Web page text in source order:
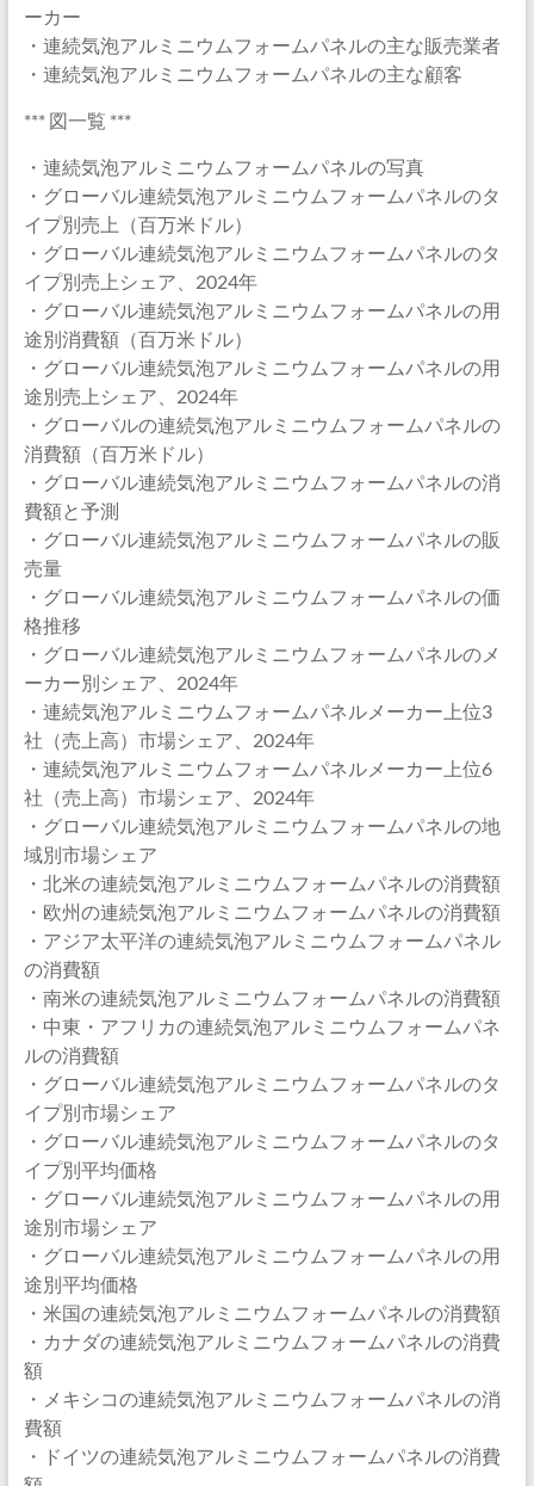
ーカー
・連続気泡アルミニウムフォームパネルの主な販売業者
・連続気泡アルミニウムフォームパネルの主な顧客
*** 図一覧 ***
・連続気泡アルミニウムフォームパネルの写真
・グローバル連続気泡アルミニウムフォームパネルのタ
イプ別売上（百万米ドル）
・グローバル連続気泡アルミニウムフォームパネルのタ
イプ別売上シェア、2024年
・グローバル連続気泡アルミニウムフォームパネルの用
途別消費額（百万米ドル）
・グローバル連続気泡アルミニウムフォームパネルの用
途別売上シェア、2024年
・グローバルの連続気泡アルミニウムフォームパネルの
消費額（百万米ドル）
・グローバル連続気泡アルミニウムフォームパネルの消
費額と予測
・グローバル連続気泡アルミニウムフォームパネルの販
売量
・グローバル連続気泡アルミニウムフォームパネルの価
格推移
・グローバル連続気泡アルミニウムフォームパネルのメ
ーカー別シェア、2024年
・連続気泡アルミニウムフォームパネルメーカー上位3
社（売上高）市場シェア、2024年
・連続気泡アルミニウムフォームパネルメーカー上位6
社（売上高）市場シェア、2024年
・グローバル連続気泡アルミニウムフォームパネルの地
域別市場シェア
・北米の連続気泡アルミニウムフォームパネルの消費額
・欧州の連続気泡アルミニウムフォームパネルの消費額
・アジア太平洋の連続気泡アルミニウムフォームパネル
の消費額
・南米の連続気泡アルミニウムフォームパネルの消費額
・中東・アフリカの連続気泡アルミニウムフォームパネ
ルの消費額
・グローバル連続気泡アルミニウムフォームパネルのタ
イプ別市場シェア
・グローバル連続気泡アルミニウムフォームパネルのタ
イプ別平均価格
・グローバル連続気泡アルミニウムフォームパネルの用
途別市場シェア
・グローバル連続気泡アルミニウムフォームパネルの用
途別平均価格
・米国の連続気泡アルミニウムフォームパネルの消費額
・カナダの連続気泡アルミニウムフォームパネルの消費
額
・メキシコの連続気泡アルミニウムフォームパネルの消
費額
・ドイツの連続気泡アルミニウムフォームパネルの消費